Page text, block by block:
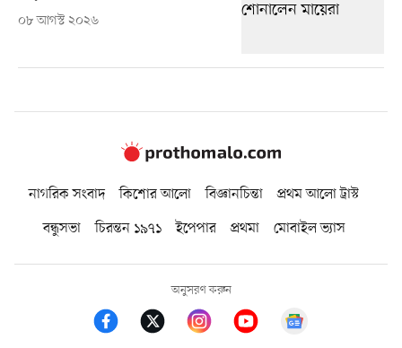
০৮ আগস্ট ২০২৬
নাগরিক সংবাদ কিশোর আলো বিজ্ঞানচিন্তা
প্রথম আলো ট্রাস্ট
বন্ধুসভা
চিরন্তন ১৯৭১ ইপেপার প্রথমা মোবাইল ভ্যাস
অনুসরণ করুন